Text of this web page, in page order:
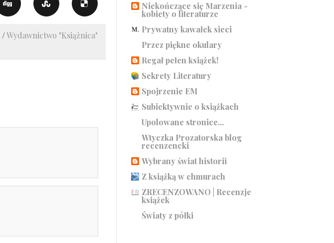
/Wydawnictwo "Książnica"
Niekończące się Marzenia -
kobiety o literaturze
Prywatny kawałek sieci
Przez piękne okulary
Regał pełen książek!
Sekrety Literatury
Spojrzenie EM
Subiektywnie o książkach
Upolowane stronice...
Wtyczka Prozatorska blog
recenzencki
Wybrany świat historii
Z książką w chmurach
ZRECENZOWANO | Recenzje
książek
Światy z półki